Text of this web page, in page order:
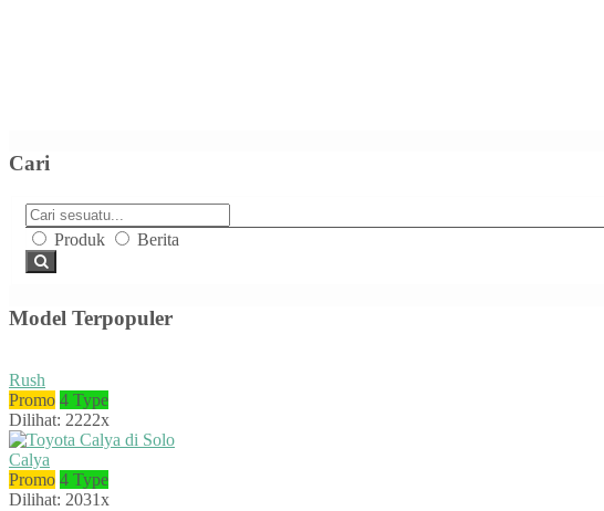
Cari
Produk Berita
Model Terpopuler
Rush
Promo 4 Type
Dilihat: 2222x
Calya
Promo 4 Type
Dilihat: 2031x